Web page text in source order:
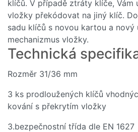
klíčů. V případě ztráty klíče, Vám
vložky překódovat na jiný klíč.
sadu klíčů s novou kartou a nový
mechanizmus vložky.
Technická
Rozměr 31/36 mm
3 ks prodloužených klíčů
kování s překrytím vložky
3.bezpečnostní třída dle EN 1627